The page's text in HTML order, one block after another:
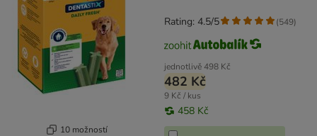
10 možností
jednotlivě498 Kč
482 Kč
9 Kč / kus
458 Kč
Rating: 4.5/5 (549)